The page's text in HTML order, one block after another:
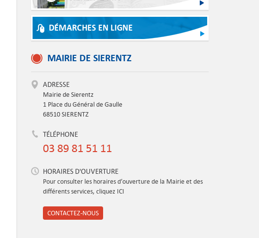
DÉMARCHES EN LIGNE
MAIRIE DE SIERENTZ
ADRESSE
Mairie de Sierentz
1 Place du Général de Gaulle
68510 SIERENTZ
TÉLÉPHONE
03 89 81 51 11
HORAIRES D'OUVERTURE
Pour consulter les horaires d’ouverture de la Mairie et des
différents services, cliquez ICI
CONTACTEZ-NOUS